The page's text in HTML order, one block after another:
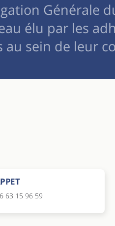
Générale
élu par les
sein de leur
63 15 96 59